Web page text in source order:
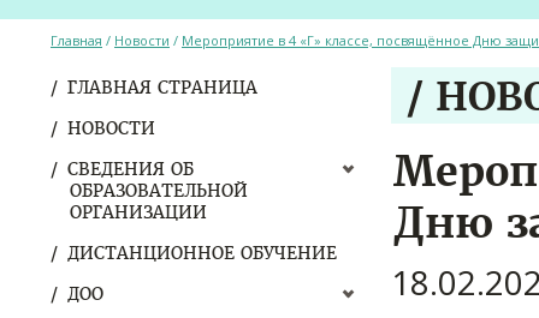
ГЛАВНАЯ СТРАНИЦА
НОВОСТИ
СВЕДЕНИЯ ОБ
ОБРАЗОВАТЕЛЬНОЙ
ОРГАНИЗАЦИИ
ДИСТАНЦИОННОЕ ОБУЧЕНИЕ
ДОО
Главная / Новости / Мероприятие в 4 «Г» классе, посвящённое Дню
/
Дню